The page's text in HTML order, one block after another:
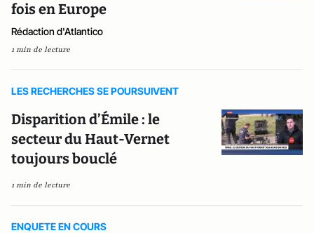
fois en Europe
Rédaction d'Atlantico
1 min de lecture
LES RECHERCHES SE POURSUIVENT
Disparition d’Émile : le
secteur du Haut-Vernet
toujours bouclé
1 min de lecture
ENQUETE EN COURS